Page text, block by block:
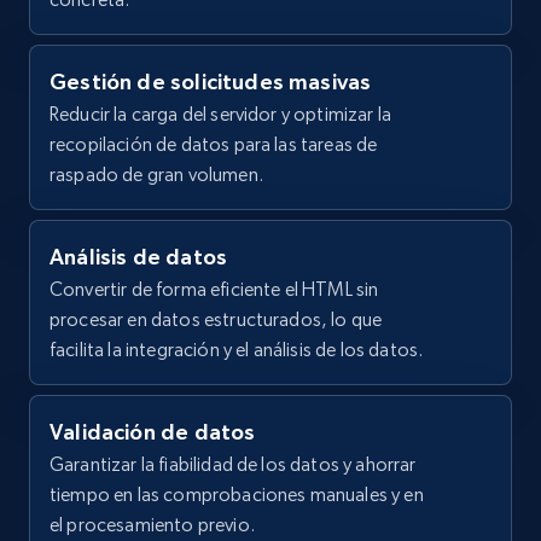
using specified keywords
Sku, Product id, Product name, Manufacturer,
and more.
2.1K+ 355+
Home Depot US - Discover products by
specified URL
Sku, Product id, Product name, Manufacturer,
and more.
2.1K+ 355+ Prueba gratuita
  },
  {
    "timestamp": "2026-07-17",
    "url":
"https:\/\/www.dillards.com\/p\/roundtree--
yorke-8-inseam-flat-front-performance-solid-
nylon-shorts\/521861396?
color=Indigo\u0026si...",
    "variant_id": "4672512",
    "title": "Solid Flat Front Performance
8\u0022 Inseam Shorts",
    "description": "Dillard\u0027s
shorts feature:Straight fitFlat frontMid-
    "product_category": "Casual Shorts"
  },
  {
    "db_source": "1784269407368",
Gestión de solicitudes masivas
Reducir la carga del servidor y optimizar la
recopilación de datos para las tareas de
raspado de gran volumen.
Análisis de datos
Convertir de forma eficiente el HTML sin
procesar en datos estructurados, lo que
facilita la integración y el análisis de los datos.
Validación de datos
Garantizar la fiabilidad de los datos y ahorrar
tiempo en las comprobaciones manuales y en
el procesamiento previo.